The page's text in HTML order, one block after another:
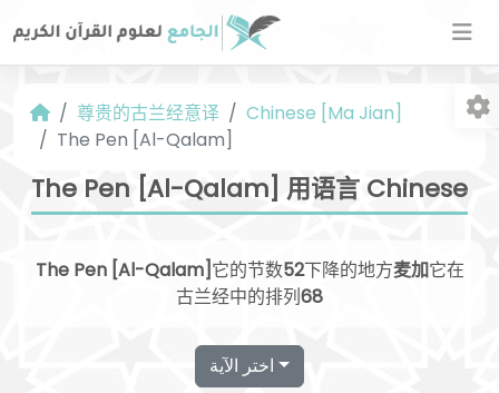
尊贵的古兰经意译
Chinese [Ma Jian]
The Pen [Al-Qalam]
The Pen [Al-Qalam] 用语言 Chinese
The Pen [Al-Qalam]它的节数52下降的地方麦加它在
古兰经中的排列68
اختر الآية